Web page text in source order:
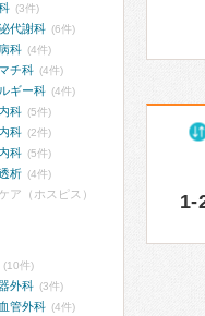
1-
(3件)
代謝科 (6件)
科 (4件)
チ科 (4件)
ギー科 (4件)
科 (5件)
科 (2件)
科 (5件)
析 (4件)
ア（ホスピス）
(10件)
外科 (3件)
管外科 (4件)